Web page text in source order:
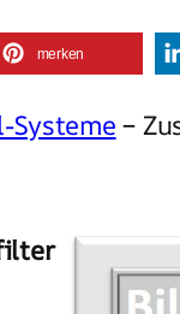
merken
Systeme –